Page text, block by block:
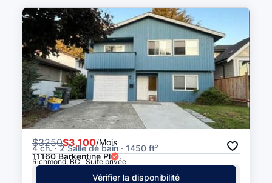
Garden City Rd (SB) at Jones
Rd
5 min à pied(0.3 km
$3250$3,100/Mois
4 ch. · 2 Salle de bain · 1450 ft²
11160 Barkentine Pl
Richmond, BC · Suite privée
Vérifier la disponibilité